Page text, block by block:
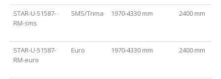
STAR-U-51587-
RM-sms
SMS/Trima 1970-4330 mm 2400 mm
STAR-U-51587-
RM-euro
Euro 1970-4330 mm 2400 mm